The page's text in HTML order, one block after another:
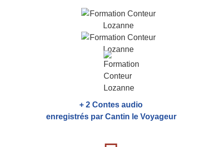
+ 2 Contes audio
enregistrés par Cantin le Voyageur